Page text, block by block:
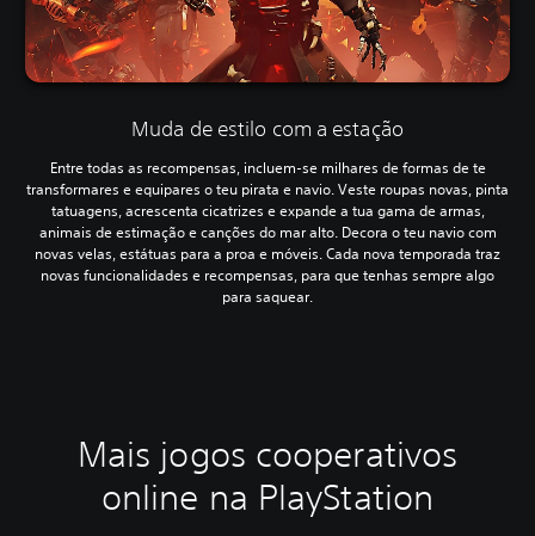
Muda de estilo com a estação
Entre todas as recompensas, incluem-se milhares de formas de te
transformares e equipares o teu pirata e navio. Veste roupas novas, pinta
tatuagens, acrescenta cicatrizes e expande a tua gama de armas,
animais de estimação e canções do mar alto. Decora o teu navio com
novas velas, estátuas para a proa e móveis. Cada nova temporada traz
novas funcionalidades e recompensas, para que tenhas sempre algo
para saquear.
Mais jogos cooperativos
online na PlayStation